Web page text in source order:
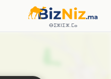
ⴱⵉⵣⵏⵉⵣ.ⵎⴰ